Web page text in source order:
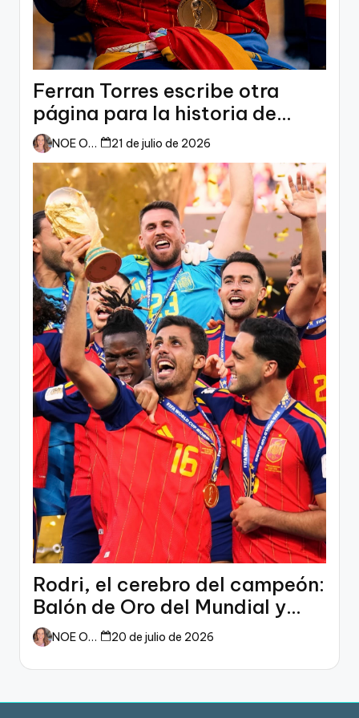
Ferran Torres escribe otra
página para la historia de
España
NOE ORTIZ 21 de julio de 2026
Rodri, el cerebro del campeón:
Balón de Oro del Mundial y
dueño del fútbol
NOE ORTIZ 20 de julio de 2026